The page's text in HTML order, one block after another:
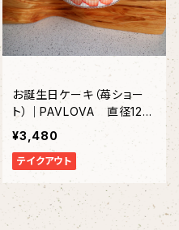
お誕生日ケーキ（苺ショー
ト）｜PAVLOVA 直径12c
m 〈約2～3名様分〉
¥3,480
テイクアウト